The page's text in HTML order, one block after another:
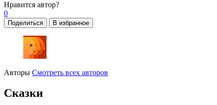
Нравится автор?
0
Поделиться В избранное
Авторы Смотреть всех авторов
Сказки